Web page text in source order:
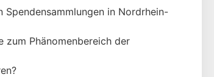
in Nordrhein-
zum Phänomenbereich der